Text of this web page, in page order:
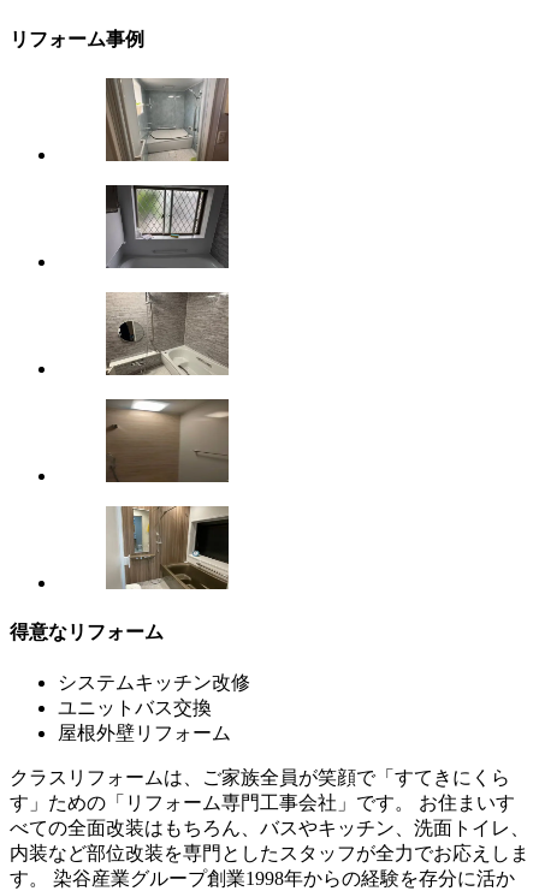
リフォーム事例
得意なリフォーム
システムキッチン改修
ユニットバス交換
屋根外壁リフォーム
クラスリフォームは、ご家族全員が笑顔で「すてきにくら
す」ための「リフォーム専門工事会社」です。 お住まいす
べての全面改装はもちろん、バスやキッチン、洗面トイレ、
内装など部位改装を専門としたスタッフが全力でお応えしま
す。 染谷産業グループ創業1998年からの経験を存分に活か